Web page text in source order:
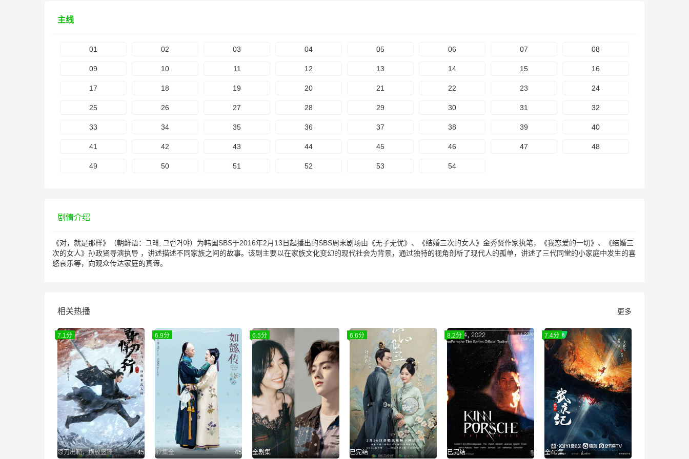
主线
01 02 03 04 05 06 07 08
09 10 11 12 13 14 15 16
17 18 19 20 21 22 23 24
25 26 27 28 29 30 31 32
33 34 35 36 37 38 39 40
41 42 43 44 45 46 47 48
49 50 51 52 53 54
剧情介绍
《对，就是那样》（朝鲜语：그래, 그런거야）为韩国SBS于2016年2月13日起播出的SBS周末剧场由《无子无忧》、《结婚三次的女人》金秀贤作家执笔，《我恋爱的一切》、《结婚三
次的女人》孙政贤导演执导 ，讲述描述不同家族之间的故事。该剧主要以在家族文化变幻的现代社会为背景，通过独特的视角剖析了现代人的孤单，讲述了三代同堂的小家庭中发生的喜
怒哀乐等，向观众传达家庭的真谛。
相关热播 更多
7.1分
凉刀出鞘，横放竖锋 45
6.9分
87集全 45
6.5分
全剧集
6.6分
已完结
8.2分
已完结
7.4分
全40集